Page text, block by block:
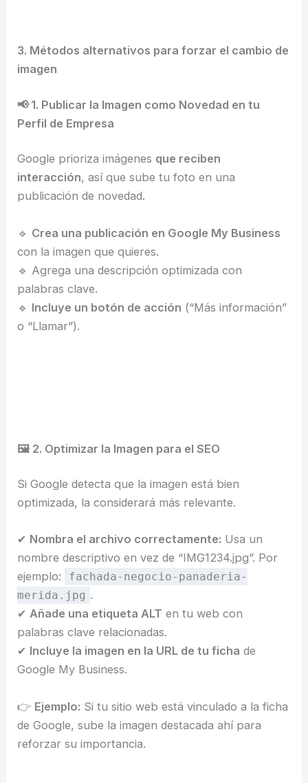
3. Métodos alternativos para forzar el cambio de
imagen
📢 1. Publicar la Imagen como Novedad en tu
Perfil de Empresa
Google prioriza imágenes que reciben
interacción, así que sube tu foto en una
publicación de novedad.
🔹 Crea una publicación en Google My Business
con la imagen que quieres.
🔹 Agrega una descripción optimizada con
palabras clave.
🔹 Incluye un botón de acción (“Más información”
o “Llamar”).
🖼 2. Optimizar la Imagen para el SEO
Si Google detecta que la imagen está bien
optimizada, la considerará más relevante.
✔ Nombra el archivo correctamente: Usa un
nombre descriptivo en vez de “IMG1234.jpg”. Por
ejemplo:
fachada-negocio-panaderia-
merida.jpg .
✔Añade una etiqueta ALT en tu web con
palabras clave relacionadas.
✔ Incluye la imagen en la URL de tu ficha de
Google My Business.
👉 Ejemplo: Si tu sitio web está vinculado a la ficha
de Google, sube la imagen destacada ahí para
reforzar su importancia.